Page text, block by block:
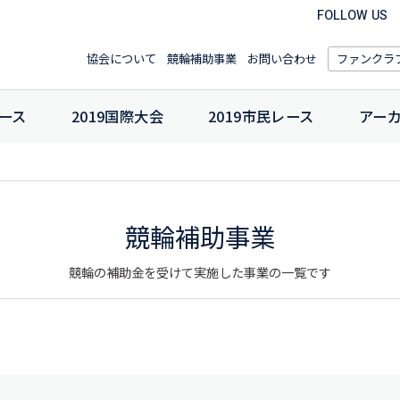
FOLLOW US
協会について 競輪補助事業 お問い合わせ ファンクラ
ス 2019国際大会 2019市民レース アー
競輪補助事業
競輪の補助金を受けて実施した事業の一覧です